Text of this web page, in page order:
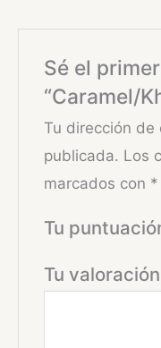
Sé el
“Caramel/
Tu dirección de
publicada. Los
marcados con *
Tu
Tu valoración